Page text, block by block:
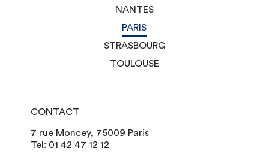
NANTES
PARIS
STRASBOURG
TOULOUSE
CONTACT
7 rue Moncey, 75009 Paris
Tel: 01 42 47 12 12